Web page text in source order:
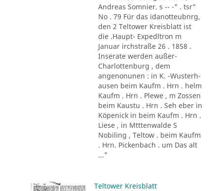
Andreas Somnier. s -- -" . tsr"
No . 79 Für das idanotteubnrg,
den 2 Teltower Kreisblatt ist
die .Haupt- Expedltron m
Januar irchstraße 26 . 1858 .
Inserate werden außer-
Charlottenburg , dem
angenonunen : in K. -Wusterh-
ausen beim Kaufm . Hrn . helm
Kaufm . Hrn . Plewe , m Zossen
beim Kaustu . Hrn . Seh eber in
Köpenick in beim Kaufm . Hrn .
Liese , in Mtttenwalde S
Nobiling , Teltow . beim Kaufm
. Hrn. Pickenbach . um Das alt
..."
Teltower Kreisblatt